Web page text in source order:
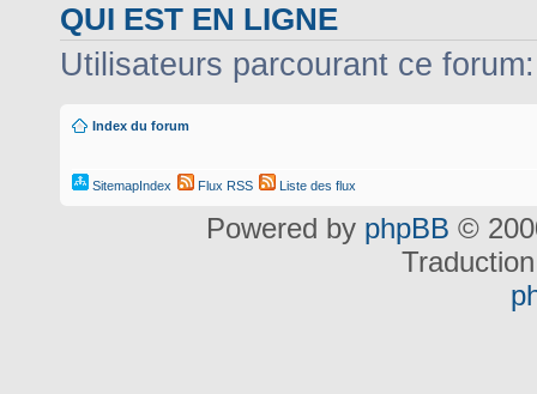
QUI EST EN LIGNE
Utilisateurs parcourant ce
Index du forum
SitemapIndex Flux RSS Liste des flux
Powered by phpBB ©